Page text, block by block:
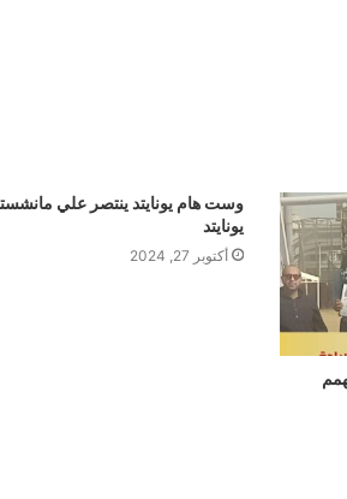
وست هام يونايتد ينتصر علي
يونايتد
أكتوبر 27, 2024